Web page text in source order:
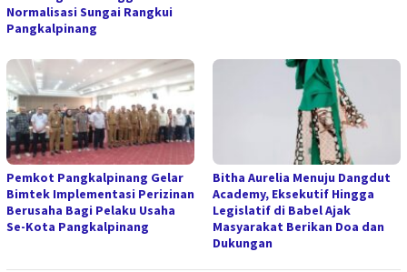
Normalisasi Sungai Rangkui
Pangkalpinang
Pemkot Pangkalpinang Gelar
Bimtek Implementasi Perizinan
Berusaha Bagi Pelaku Usaha
Se-Kota Pangkalpinang
‎Bitha Aurelia Menuju Dangdut
Academy, Eksekutif Hingga
Legislatif di Babel Ajak
Masyarakat Berikan Doa dan
Dukungan